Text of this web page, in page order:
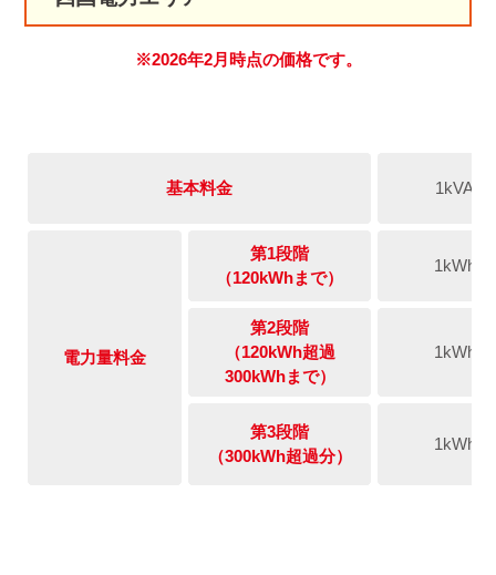
※2026年2月時点の価格です。
基本料金 1kVA
電力量料金
第1段階
（120kWhまで）
1kWh
第2段階
（120kWh超過
300kWhまで）
1kWh
第3段階
（300kWh超過分）
1kWh